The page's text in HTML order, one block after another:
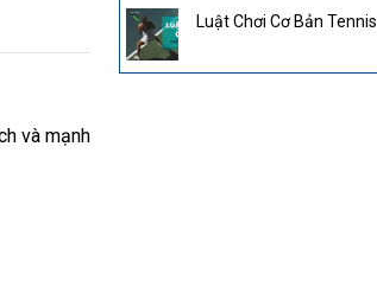
Luật Chơi Cơ Bản Tennis
và mạnh